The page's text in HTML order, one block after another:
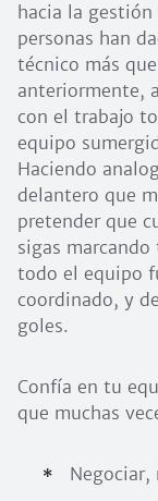
hacia la gestión
personas han
técnico más
anteriormente,
con el trabajo
equipo
Haciendo
delantero que
pretender que
sigas
todo el equipo
coordinado, y
goles.
Confía en tu
que muchas
Negociar,